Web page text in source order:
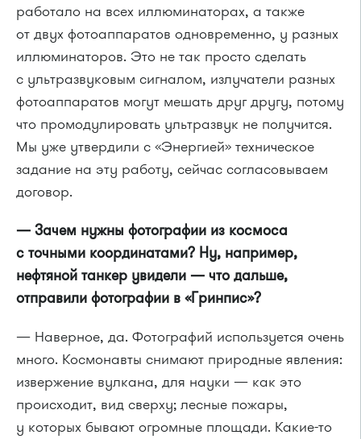
работало на всех иллюминаторах, а также
от двух фотоаппаратов одновременно, у разных
иллюминаторов. Это не так просто сделать
с ультразвуковым сигналом, излучатели разных
фотоаппаратов могут мешать друг другу, потому
что промодулировать ультразвук не получится.
Мы уже утвердили с «Энергией» техническое
задание на эту работу, сейчас согласовываем
договор.
— Зачем нужны фотографии из космоса
с точными координатами? Ну, например,
нефтяной танкер увидели — что дальше,
отправили фотографии в «Гринпис»?
— Наверное, да. Фотографий используется очень
много. Космонавты снимают природные явления:
извержение вулкана, для науки — как это
происходит, вид сверху; лесные пожары,
у которых бывают огромные площади. Какие-то